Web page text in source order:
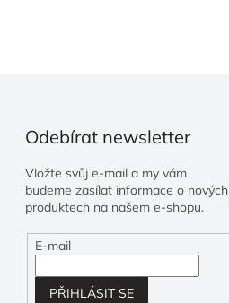
Odebírat newsletter
Vložte svůj e-mail a my vám
budeme zasílat informace o nových
produktech na našem e-shopu.
E-mail
PŘIHLÁSIT SE